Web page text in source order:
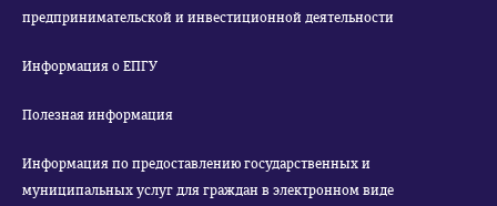
предпринимательской и инвестиционной деятельности
Информация о ЕПГУ
Полезная информация
Информация по предоставлению государственных и
муниципальных услуг для граждан в электронном виде